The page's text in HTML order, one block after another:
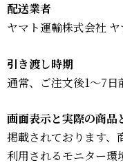
配送業者
ヤマト運輸株式会社
引き渡し時期
通常、ご注文後1～7日
画面表示と実際の商品
掲載されております、
利用されるモニター環